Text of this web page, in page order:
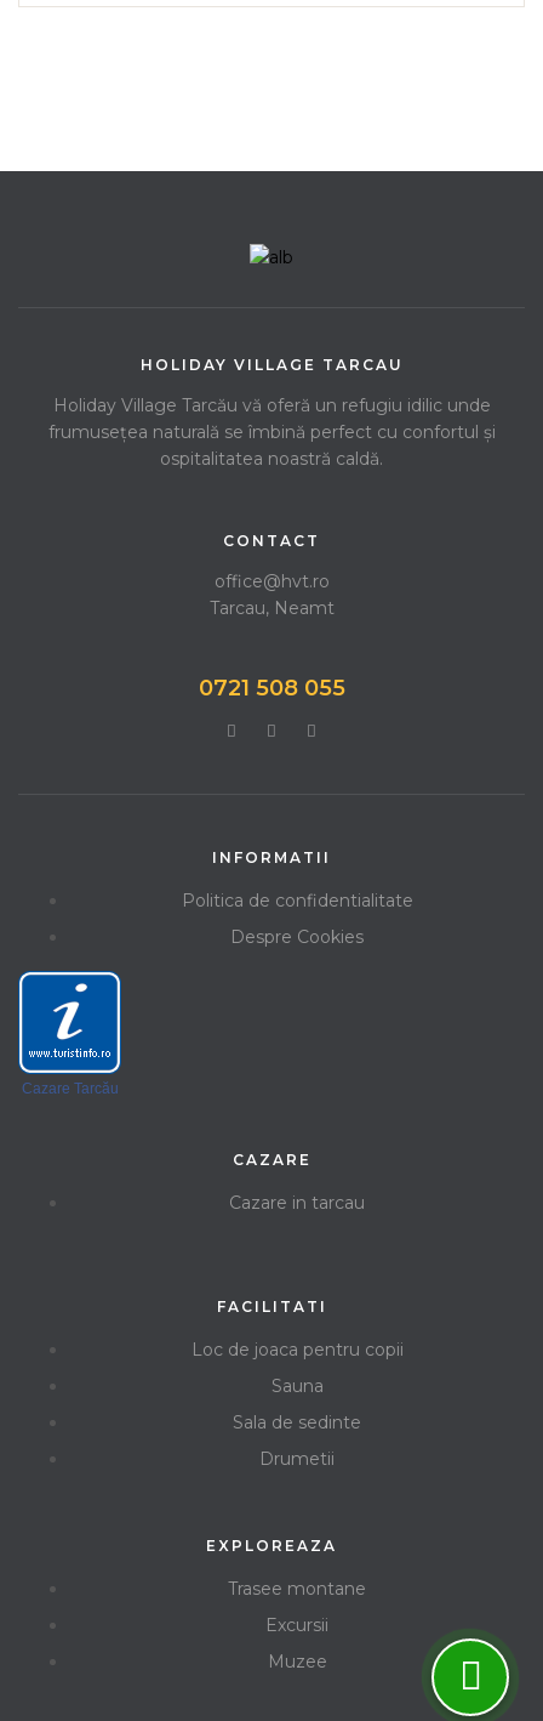
HOLIDAY VILLAGE TARCAU
Holiday Village Tarcău vă oferă un refugiu idilic unde
frumusețea naturală se îmbină perfect cu confortul și
ospitalitatea noastră caldă.
CONTACT
office@hvt.ro
Tarcau, Neamt
0721 508 055
INFORMATII
Politica de confidentialitate
Despre Cookies
Cazare Tarcău
CAZARE
Cazare in tarcau
FACILITATI
Loc de joaca pentru copii
Sauna
Sala de sedinte
Drumetii
EXPLOREAZA
Trasee montane
Excursii
Muzee